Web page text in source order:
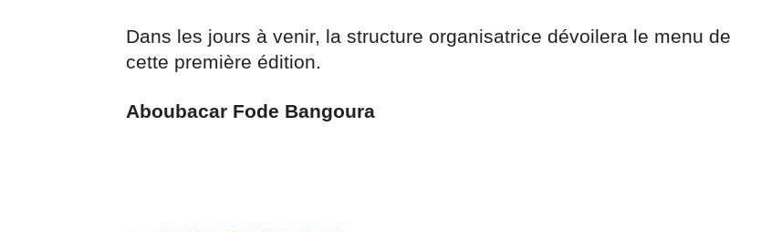
Dans les jours à venir, la structure organisatrice dévoilera le menu de
cette première édition.
Aboubacar Fode Bangoura